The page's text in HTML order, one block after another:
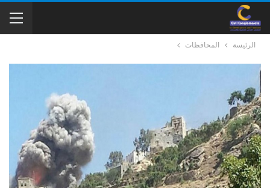
الرئيسة المحافظات